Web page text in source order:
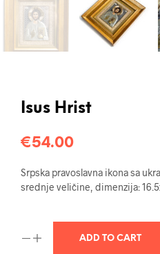
Isus Hrist
€54.00
Srpska pravoslavna ikona sa
srednje veličine, dimenzija:
ADD TO CART